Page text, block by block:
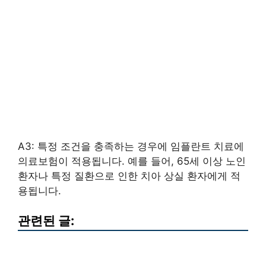
A3: 특정 조건을 충족하는 경우에 임플란트 치료에
의료보험이 적용됩니다. 예를 들어, 65세 이상 노인
환자나 특정 질환으로 인한 치아 상실 환자에게 적
용됩니다.
관련된 글: